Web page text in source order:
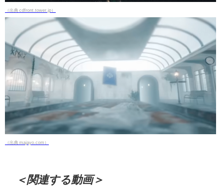
（出典 cdfront.tower.jp）
（出典 majayo.com）
＜関連する動画＞